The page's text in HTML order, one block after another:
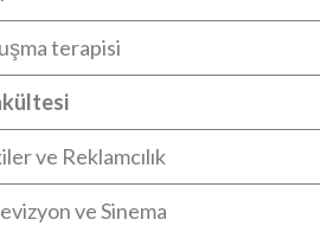
terapisi
ve Reklamcılık
ve Sinema